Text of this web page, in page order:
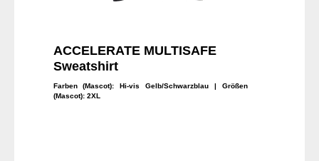
ACCELERATE MULTISAFE
Sweatshirt
Farben (Mascot): Hi-vis Gelb/Schwarzblau | Größen
(Mascot): 2XL